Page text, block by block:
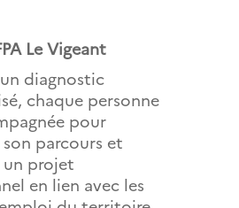
Le Vigeant
diagnostic
chaque personne
pour
parcours et
projet
en lien avec les